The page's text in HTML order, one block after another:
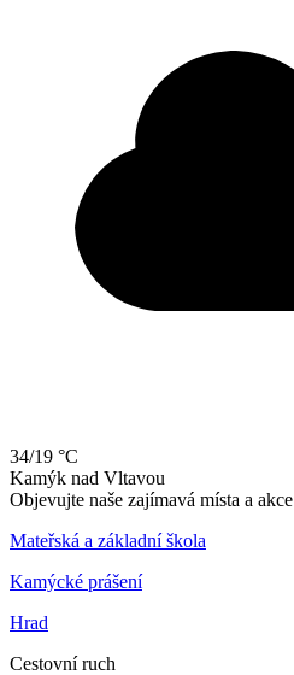
34/19 °C
Kamýk nad Vltavou
Objevujte naše zajímavá místa a akce
Mateřská a základní škola
Kamýcké prášení
Hrad
Cestovní ruch